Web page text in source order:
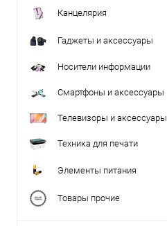
Канцелярия
Гаджеты и аксессуары
Носители информации
Смартфоны и аксессуары
Телевизоры и аксессуары
Техника для печати
Элементы питания
Товары прочие